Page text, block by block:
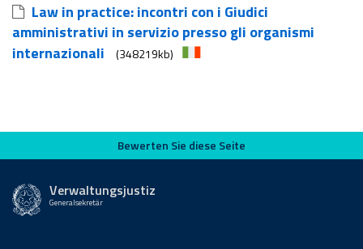
Law in practice: incontri con i Giudici
amministrativi in servizio presso gli organismi
internazionali
(348219kb)
Bewerten Sie diese Seite
Bewerten Sie diese Seite
Verwaltungsjustiz
Generalsekretär